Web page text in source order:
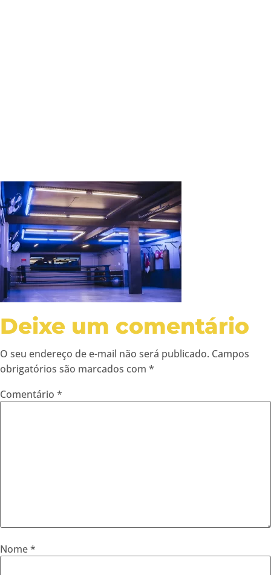
Deixe um comentário
O seu endereço de e-mail não será publicado. Campos
obrigatórios são marcados com *
Comentário *
Nome*